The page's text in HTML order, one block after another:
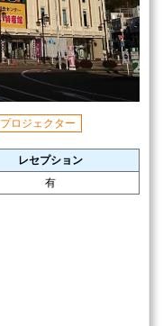
プロジェクター
レセプション
有